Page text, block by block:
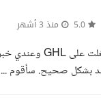
منذ 3 أشهر